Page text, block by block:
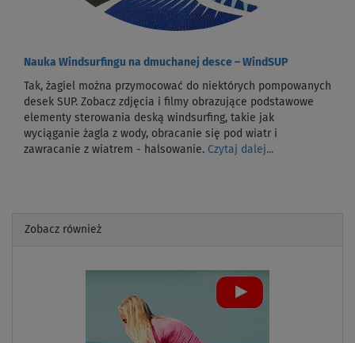
Nauka Windsurfingu na dmuchanej desce – WindSUP
Tak, żagiel można przymocować do niektórych pompowanych
desek SUP. Zobacz zdjęcia i filmy obrazujące podstawowe
elementy sterowania deską windsurfing, takie jak
wyciąganie żagla z wody, obracanie się pod wiatr i
zawracanie z wiatrem - halsowanie. Czytaj dalej...
Zobacz również